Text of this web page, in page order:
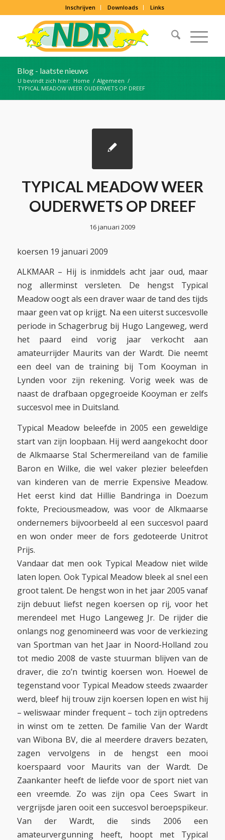
Inschrijven Downloads Links
Blog - laatste nieuws
U bevindt zich hier: Home / Algemeen /
TYPICAL MEADOW WEER OUDERWETS OP DREEF
TYPICAL MEADOW WEER
OUDERWETS OP DREEF
16 januari 2009
koersen 19 januari 2009
ALKMAAR – Hij is inmiddels acht jaar oud, maar
nog allerminst versleten. De hengst Typical
Meadow oogt als een draver waar de tand des tijds
maar geen vat op krijgt. Na een uiterst succesvolle
periode in Schagerbrug bij Hugo Langeweg, werd
het paard eind vorig jaar verkocht aan
amateurrijder Maurits van der Wardt. Die neemt
een deel van de training bij Tom Kooyman in
Lynden voor zijn rekening. Vorig week was de
naast de drafbaan opgegroeide Kooyman er zelfs
succesvol mee in Duitsland.
Typical Meadow beleefde in 2005 een geweldige
start van zijn loopbaan. Hij werd aangekocht door
de Alkmaarse Stal Schermereiland van de familie
Baron en Wilke, die wel vaker plezier beleefden
van kinderen van de merrie Expensive Meadow.
Het eerst kind dat Hillie Bandringa in Doezum
fokte, Preciousmeadow, was voor de Alkmaarse
ondernemers bijvoorbeeld al een succesvol paard
en won onder meer de fors gedoteerde Unitrot
Prijs.
Vandaar dat men ook Typical Meadow niet wilde
laten lopen. Ook Typical Meadow bleek al snel een
groot talent. De hengst won in het jaar 2005 vanaf
zijn debuut liefst negen koersen op rij, voor het
merendeel met Hugo Langeweg Jr. De rijder die
onlangs nog genomineerd was voor de verkiezing
van Sportman van het Jaar in Noord-Holland zou
tot medio 2008 de vaste stuurman blijven van de
draver, die zo’n twintig koersen won. Hoewel de
tegenstand voor Typical Meadow steeds zwaarder
werd, bleef hij trouw zijn koersen lopen en wist hij
– weliswaar minder frequent – toch zijn optredens
in winst om te zetten. De familie Van der Wardt
van Wibona BV, die al meerdere dravers bezaten,
zagen vervolgens in de hengst een mooi
koerspaard voor Maurits van der Wardt. De
Zaankanter heeft de liefde voor de sport niet van
een vreemde. Zo was zijn opa Cees Swart in
vergrijsde jaren ooit een succesvol beroepspikeur.
Van der Wardt, die sinds 2006 een
amateurvergunning heeft, hoopt met Typical